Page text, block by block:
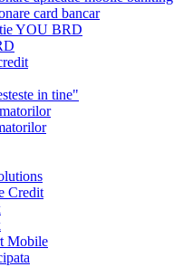
card bancar
YOU BRD
in tine"
Credit
Mobile